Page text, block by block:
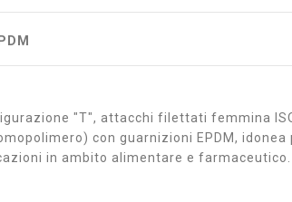
"T", attacchi filettati femmina
con guarnizioni EPDM,
in ambito alimentare e farmaceutico.